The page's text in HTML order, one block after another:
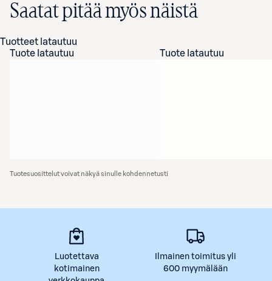
Saatat pitää myös näistä
Tuotteet latautuu
Tuote latautuu
Tuote latautuu
Tuotesuosittelut voivat näkyä sinulle kohdennetusti
Luotettava
kotimainen
Ilmainen toimitus yli
600 myymälään